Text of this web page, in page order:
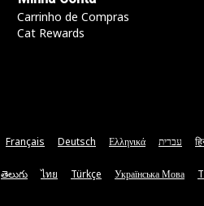
Carrinho de Compras
Cat Rewards
Français Deutsch Ελληνικά עברית
తెలుగు ไทย Türkçe Українська Мова